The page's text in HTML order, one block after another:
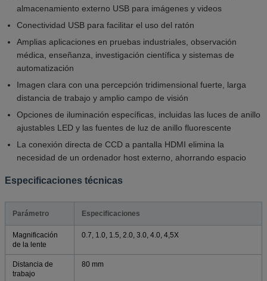
almacenamiento externo USB para imágenes y videos
Conectividad USB para facilitar el uso del ratón
Amplias aplicaciones en pruebas industriales, observación
médica, enseñanza, investigación científica y sistemas de
automatización
Imagen clara con una percepción tridimensional fuerte, larga
distancia de trabajo y amplio campo de visión
Opciones de iluminación específicas, incluidas las luces de anillo
ajustables LED y las fuentes de luz de anillo fluorescente
La conexión directa de CCD a pantalla HDMI elimina la
necesidad de un ordenador host externo, ahorrando espacio
Especificaciones técnicas
Parámetro Especificaciones
Magnificación
de la lente
0.7, 1.0, 1.5, 2.0, 3.0, 4.0, 4,5X
Distancia de
trabajo
80 mm